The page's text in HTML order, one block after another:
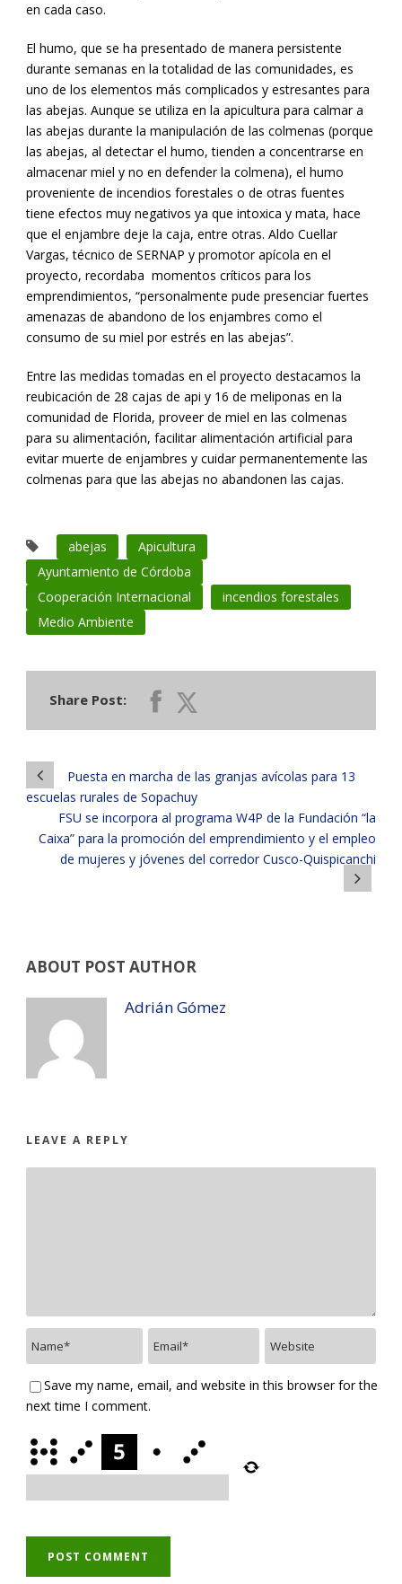
en cada caso.
El humo, que se ha presentado de manera persistente
durante semanas en la totalidad de las comunidades, es
uno de los elementos más complicados y estresantes para
las abejas. Aunque se utiliza en la apicultura para calmar a
las abejas durante la manipulación de las colmenas (porque
las abejas, al detectar el humo, tienden a concentrarse en
almacenar miel y no en defender la colmena), el humo
proveniente de incendios forestales o de otras fuentes
tiene efectos muy negativos ya que intoxica y mata, hace
que el enjambre deje la caja, entre otras. Aldo Cuellar
Vargas, técnico de SERNAP y promotor apícola en el
proyecto, recordaba momentos críticos para los
emprendimientos, “personalmente pude presenciar fuertes
amenazas de abandono de los enjambres como el
consumo de su miel por estrés en las abejas”.
Entre las medidas tomadas en el proyecto destacamos la
reubicación de 28 cajas de api y 16 de meliponas en la
comunidad de Florida, proveer de miel en las colmenas
para su alimentación, facilitar alimentación artificial para
evitar muerte de enjambres y cuidar permanentemente las
colmenas para que las abejas no abandonen las cajas.
abejas
Apicultura
Ayuntamiento de Córdoba
Cooperación Internacional
incendios forestales
Medio Ambiente
Share Post:
Puesta en marcha de las granjas avícolas para 13
escuelas rurales de Sopachuy
FSU se incorpora al programa W4P de la Fundación “la
Caixa” para la promoción del emprendimiento y el empleo
de mujeres y jóvenes del corredor Cusco-Quispicanchi
ABOUT POST AUTHOR
Adrián Gómez
LEAVE A REPLY
Save my name, email, and website in this browser for the
next time I comment.